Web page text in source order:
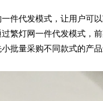
代发模式，让用户可以
繁灯网一件代发模式，
批量采购不同款式的产